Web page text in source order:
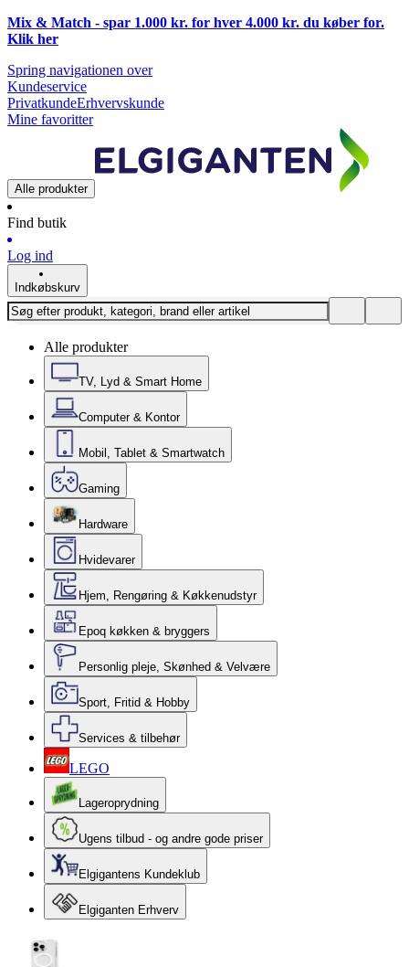
Mix & Match - spar 1.000 kr. for hver 4.000 kr. du køber for.
Klik her
Spring navigationen over
Kundeservice
PrivatkundeErhvervskunde
Mine favoritter
Alle produkter
Find butik
Log ind
Indkøbskurv
Alle produkter
TV, Lyd & Smart Home
Computer & Kontor
Mobil, Tablet & Smartwatch
Gaming
Hardware
Hvidevarer
Hjem, Rengøring & Køkkenudstyr
Epoq køkken & bryggers
Personlig pleje, Skønhed & Velvære
Sport, Fritid & Hobby
Services & tilbehør
LEGO
Lageroprydning
Ugens tilbud - og andre gode priser
Elgigantens Kundeklub
Elgiganten Erhverv